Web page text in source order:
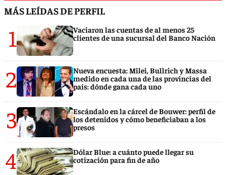
MÁS LEÍDAS DE PERFIL
1
Vaciaron las cuentas de al menos 25
clientes de una sucursal del Banco Nación
2
Nueva encuesta: Milei, Bullrich y Massa
medido en cada una de las provincias del
país: dónde gana cada uno
3
Escándalo en la cárcel de Bouwer: perfil de
los detenidos y cómo beneficiaban a los
presos
4
Dólar Blue: a cuánto puede llegar su
cotización para fin de año